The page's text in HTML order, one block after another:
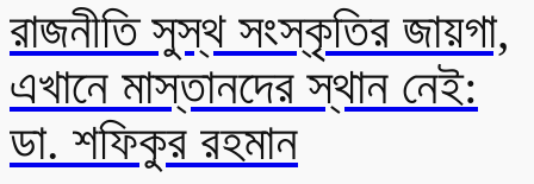
রাজনীতি সুস্থ সংস্কৃতির জায়গা,
এখানে মাস্তানদের স্থান নেই:
ডা. শফিকুর রহমান